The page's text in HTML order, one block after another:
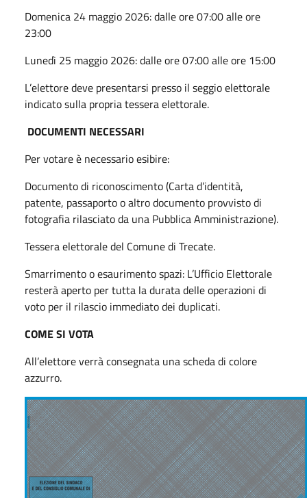
Domenica 24 maggio 2026: dalle ore 07:00 alle ore
23:00
Lunedì 25 maggio 2026: dalle ore 07:00 alle ore 15:00
L’elettore deve presentarsi presso il seggio elettorale
indicato sulla propria tessera elettorale.
DOCUMENTI NECESSARI
Per votare è necessario esibire:
Documento di riconoscimento (Carta d’identità,
patente, passaporto o altro documento provvisto di
fotografia rilasciato da una Pubblica Amministrazione).
Tessera elettorale del Comune di Trecate.
Smarrimento o esaurimento spazi: L’Ufficio Elettorale
resterà aperto per tutta la durata delle operazioni di
voto per il rilascio immediato dei duplicati.
COME SI VOTA
All’elettore verrà consegnata una scheda di colore
azzurro.